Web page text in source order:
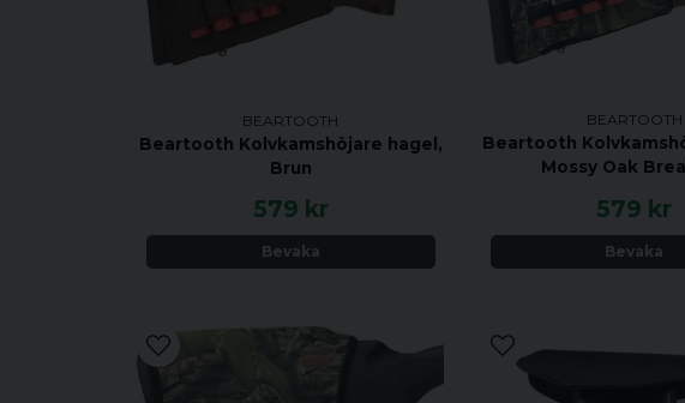
BEARTOOTH
Beartooth Kolvkamshöjare hagel,
Brun
579 kr
Bevaka
BEARTOOTH
Beartooth
Mossy Oak
579 kr
Bevaka